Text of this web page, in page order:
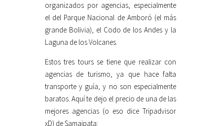
organizados por agencias, especialmente
el del Parque Nacional de Amboró (el más
grande Bolivia), el Codo de los Andes y la
Laguna de los Volcanes.
Estos tres tours se tiene que realizar con
agencias de turismo, ya que hace falta
transporte y guía, y no son especialmente
baratos. Aquí te dejo el precio de una de las
mejores agencias (o eso dice Tripadvisor
xD) de Samaipata: